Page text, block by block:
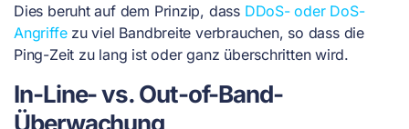
Dies beruht auf dem Prinzip, dass DDoS- oder DoS-
Angriffezu viel Bandbreite verbrauchen, so dass die
Ping-Zeit zu lang ist oder ganz überschritten wird.
In-Line- vs. Out-of-Band-
Überwachung